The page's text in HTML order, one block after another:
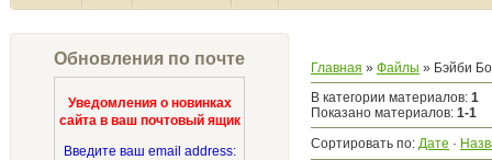
Обновления по почте
Уведомления о новинках
сайта в ваш почтовый ящик
Введите ваш email address:
Главная » Файлы » Бэйби
В категории материалов: 1
Показано материалов: 1-1
Сортировать по: Дате ·